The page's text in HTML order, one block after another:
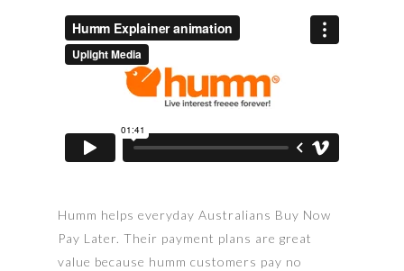
Humm helps everyday Australians Buy Now
Pay Later. Their payment plans are great
value because humm customers pay no